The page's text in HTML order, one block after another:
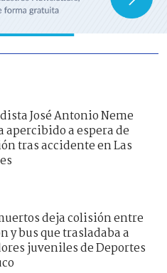
José Antonio Neme
apercibido a espera de
tras accidente en Las
deja colisión entre
y bus que trasladaba a
juveniles de Deportes